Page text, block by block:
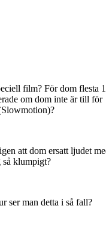
film? För dom flesta
om dom inte är till för
att dom ersatt ljudet
klumpigt?
ser man detta i så fall?